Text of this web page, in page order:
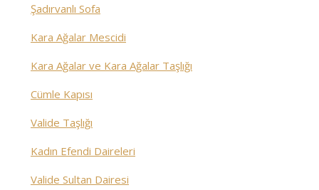
Şadırvanlı Sofa
Kara Ağalar Mescidi
Kara Ağalar ve Kara Ağalar Taşlığı
Cümle Kapısı
Valide Taşlığı
Kadın Efendi Daireleri
Valide Sultan Dairesi